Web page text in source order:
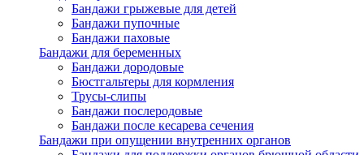
Бандажи грыжевые для детей
Бандажи пупочные
Бандажи паховые
Бандажи для беременных
Бандажи дородовые
Бюстгальтеры для кормления
Трусы-слипы
Бандажи послеродовые
Бандажи после кесарева сечения
Бандажи при опущении внутренних органов